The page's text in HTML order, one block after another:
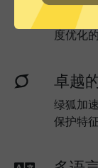
绿狐加
度优化
卓越
绿狐加
保护特